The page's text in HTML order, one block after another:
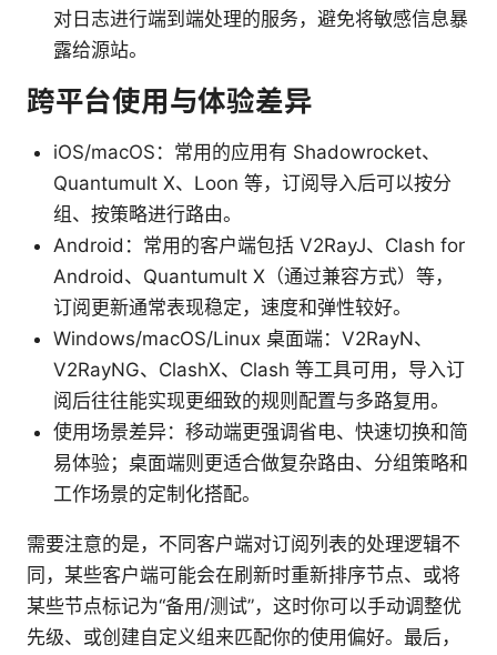
对日志进行端到端处理的服务，避免将敏感信息暴
露给源站。
跨平台使用与体验差异
iOS/macOS：常用的应用有 Shadowrocket、
Quantumult X、Loon 等，订阅导入后可以按分
组、按策略进行路由。
Android：常用的客户端包括 V2RayJ、Clash for
Android、Quantumult X（通过兼容方式）等，
订阅更新通常表现稳定，速度和弹性较好。
Windows/macOS/Linux 桌面端：V2RayN、
V2RayNG、ClashX、Clash 等工具可用，导入订
阅后往往能实现更细致的规则配置与多路复用。
使用场景差异：移动端更强调省电、快速切换和简
易体验；桌面端则更适合做复杂路由、分组策略和
工作场景的定制化搭配。
需要注意的是，不同客户端对订阅列表的处理逻辑不
同，某些客户端可能会在刷新时重新排序节点、或将
某些节点标记为“备用/测试”，这时你可以手动调整优
先级、或创建自定义组来匹配你的使用偏好。最后，